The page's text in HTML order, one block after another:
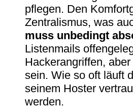
pflegen. Den
Zentralismus, was
muss unbedingt
Listenmails
Hackerangriffen,
sein. Wie so oft läuft
seinem Hoster
werden.